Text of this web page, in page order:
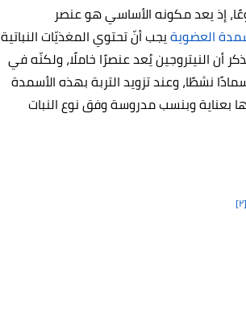
إذ يعد مكونه الأساسي هو عنصر
العضويةيجب أنّ تحتوي المغذيّات النباتية
بالذكر أن النيتروجين يُعد عنصرًا خاملًا، ولكنّه في
نشطًا، وعند تزويد التربة بهذه الأسمدة
بعناية وبنسب مدروسة وفق نوع النبات
[٢]